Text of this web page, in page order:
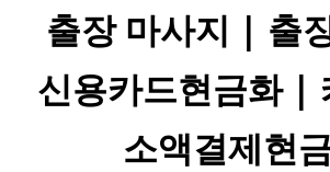
출장 마사지 | 출
신용카드현금화 |
소액결제현